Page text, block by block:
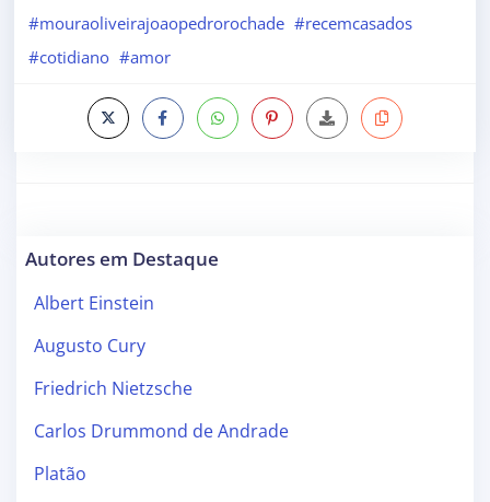
#mouraoliveirajoaopedrorochade #recemcasados
#cotidiano #amor
Autores em Destaque
Albert Einstein
Augusto Cury
Friedrich Nietzsche
Carlos Drummond de Andrade
Platão